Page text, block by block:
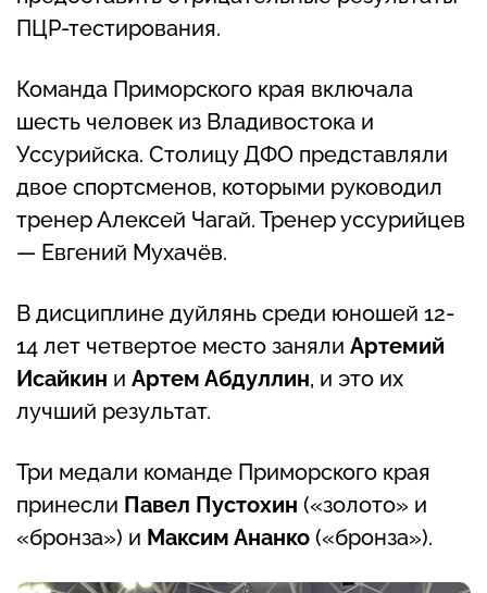
ПЦР-тестирования.
Команда Приморского края включала
шесть человек из Владивостока и
Уссурийска. Столицу ДФО представляли
двое спортсменов, которыми руководил
тренер Алексей Чагай. Тренер уссурийцев
— Евгений Мухачёв.
В дисциплине дуйлянь среди юношей 12-
14 лет четвертое место заняли Артемий
Исайкин и Артем Абдуллин, и это их
лучший результат.
Три медали команде Приморского края
принесли Павел Пустохин («золото» и
«бронза») и Максим Ананко («бронза»).